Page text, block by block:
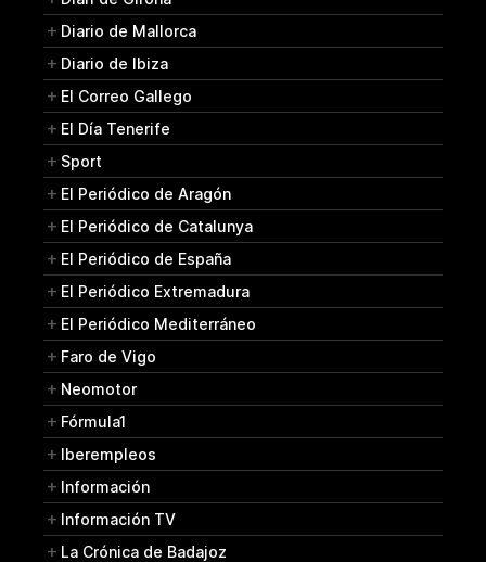
Diario de Mallorca
Diario de Ibiza
El Correo Gallego
El Día Tenerife
Sport
El Periódico de Aragón
El Periódico de Catalunya
El Periódico de España
El Periódico Extremadura
El Periódico Mediterráneo
Faro de Vigo
Neomotor
Fórmula1
Iberempleos
Información
Información TV
La Crónica de Badajoz